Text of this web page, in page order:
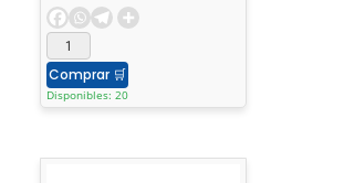
Comprar 🛒
Disponibles: 20